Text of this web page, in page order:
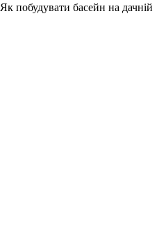
Як побудувати басейн на дачній